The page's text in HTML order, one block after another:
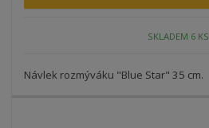
SKLADEM 6 KS
Návlek rozmýváku "Blue Star" 35 cm.